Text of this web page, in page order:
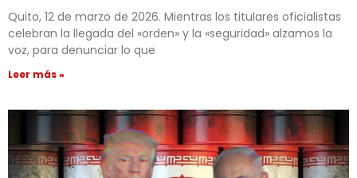
Quito, 12 de marzo de 2026. Mientras los titulares oficialistas
celebran la llegada del «orden» y la «seguridad» alzamos la
voz, para denunciar lo que
Leer más »